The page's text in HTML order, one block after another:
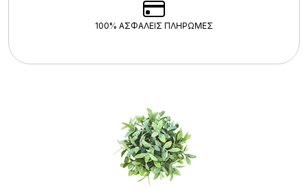
100% ΑΣΦΑΛΕΊΣ ΠΛΗΡΩΜΈΣ